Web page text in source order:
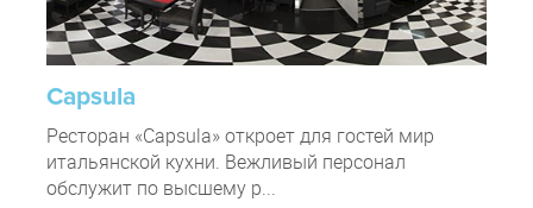
Capsula
Ресторан «Capsula» откроет для гостей мир
итальянской кухни. Вежливый персонал
обслужит по высшему р...